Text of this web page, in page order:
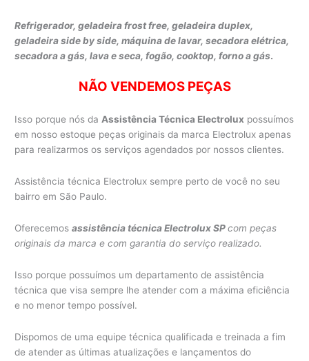
Refrigerador, geladeira frost free, geladeira duplex,
geladeira side by side,máquina de lavar,secadora elétrica,
secadora a gás, lava e seca,fogão, cooktop, forno a gás.
NÃO VENDEMOS PEÇAS
Isso porque nós daAssistência Técnica Electrolux possuímos
em nosso estoque peças originais da marca Electrolux apenas
para realizarmos os serviços agendados por nossos clientes.
Assistência técnica Electrolux sempre perto de você no seu
bairro em São Paulo.
Oferecemosassistência técnica Electrolux SPcom peças
originais da marca e com garantia do serviço realizado.
Isso porque possuímos um departamento de assistência
técnica que visa sempre lhe atender com a máxima eficiência
e no menor tempo possível.
Dispomos de uma equipe técnica qualificada e treinada a fim
de atender as últimas atualizações e lançamentos do